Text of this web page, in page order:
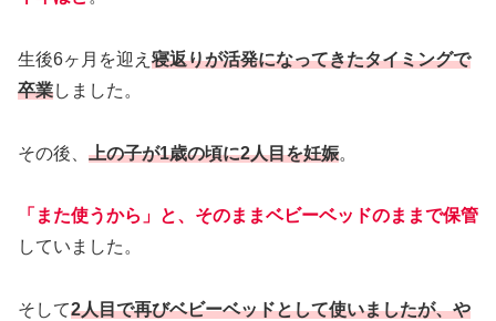
生後6ヶ月を迎え 寝返りが活発になってきたタイミングで
卒業しました。
その後、 上の子が1歳の頃に2人目を妊娠。
「また使うから」と、そのままベビーベッドのままで保管
していました。
そして2人目で再びベビーベッドとして使いましたが、や